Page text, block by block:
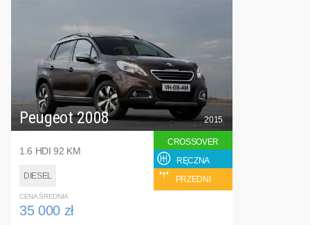
Peugeot 2008
1.6 HDI 92 KM
DIESEL
2015
CROSSOVER
RĘCZNA
PRZEDNI
CENA ŚREDNIA
35 000 zł